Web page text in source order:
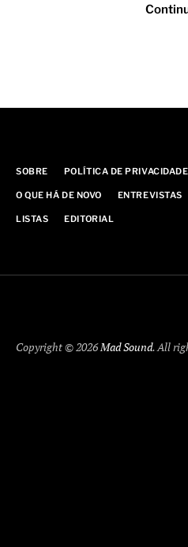
SOBRE POLÍTICA DE PRIVACIDADE
O QUE HÁ DE NOVO ENTREVISTAS
LISTAS EDITORIAL
Copyright © 2026Mad Sound. All